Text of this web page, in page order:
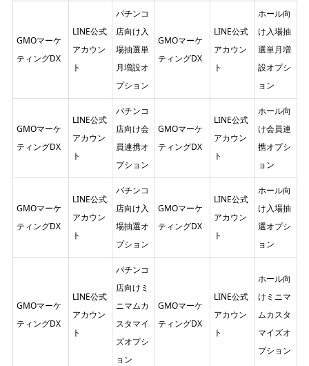
GMOマーケ
ティングDX
LINE公式
アカウン
ト
パチンコ
店向け入
場抽選単
月増設オ
プション
GMOマーケ
ティングDX
LINE公式
アカウン
ト
ホール向
け入場抽
選単月増
設オプシ
ョン
GMOマーケ
ティングDX
LINE公式
アカウン
ト
パチンコ
店向け会
員連携オ
プション
GMOマーケ
ティングDX
LINE公式
アカウン
ト
ホール向
け会員連
携オプシ
ョン
GMOマーケ
ティングDX
LINE公式
アカウン
ト
パチンコ
店向け入
場抽選オ
プション
GMOマーケ
ティングDX
LINE公式
アカウン
ト
ホール向
け入場抽
選オプシ
ョン
GMOマーケ
ティングDX
LINE公式
アカウン
ト
パチンコ
店向けミ
ニマムカ
スタマイ
ズオプシ
ョン
GMOマーケ
ティングDX
LINE公式
アカウン
ト
ホール向
けミニマ
ムカスタ
マイズオ
プション